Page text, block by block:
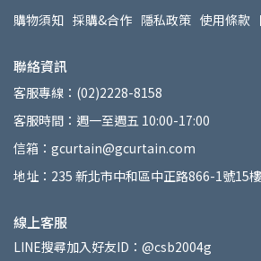
購物須知 採購&合作 隱私政策 使用條款
聯絡資訊
客服專線：(02)2228-8158
客服時間：週一至週五 10:00-17:00
信箱：gcurtain@gcurtain.com
地址：235 新北市中和區中正路866-1號15樓
線上客服
LINE搜尋加入好友ID：@csb2004g